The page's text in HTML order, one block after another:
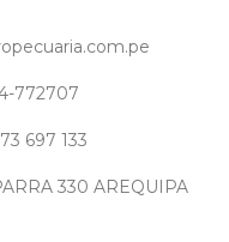
772707
697 133
330 AREQUIPA